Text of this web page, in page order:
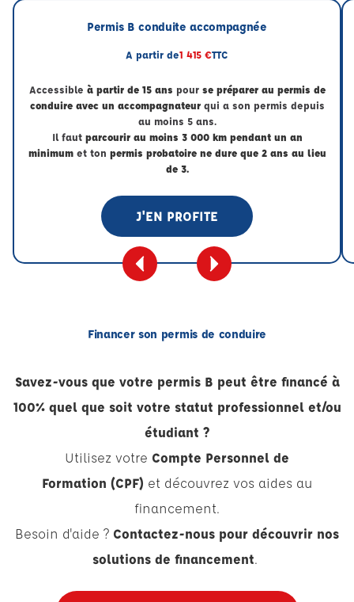
Permis B conduite accompagnée
A partir de1 415 €TTC
Accessible à partir de 15 ans pour se préparer au permis de
conduire avec un accompagnateurqui a son permis depuis
au moins 5 ans.
Il faut parcourir au moins 3 000 km pendant un an
minimumet ton permis probatoire ne dure que 2 ans au lieu
de 3.
J'EN PROFITE
Financer son permis de conduire
Savez-vous que votre permis B peut être financé à
100% quel que soit votre statut professionnel et/ou
étudiant ?
Utilisez votre Compte Personnel de
Formation (CPF) et découvrez vos aides au
financement.
Besoin d'aide ? Contactez-nous pour découvrir nos
solutions de financement.